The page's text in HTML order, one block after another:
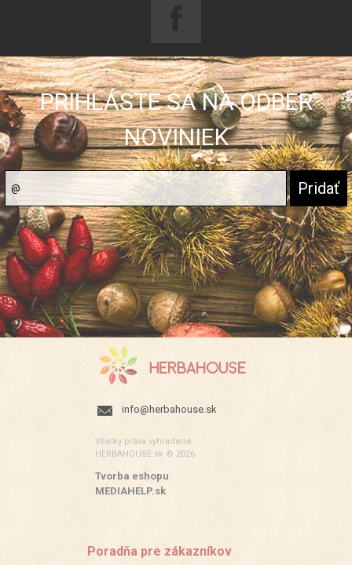
PRIHLÁSTE SA NA ODBER
NOVINIEK
info@herbahouse.sk
Všetky práva vyhradené.
HERBAHOUSE.sk © 2026
Tvorba eshopu:
MEDIAHELP.sk
Poradňa pre zákazníkov